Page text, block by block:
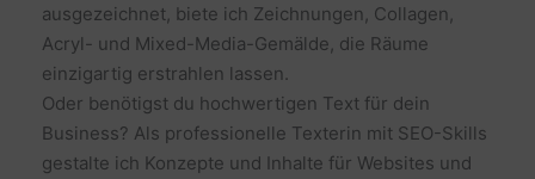
ausgezeichnet, biete ich Zeichnungen, Collagen,
Acryl- und Mixed-Media-Gemälde, die Räume
einzigartig erstrahlen lassen.
Oder benötigst du hochwertigen Text für dein
Business? Als professionelle Texterin mit SEO-Skills
gestalte ich Konzepte und Inhalte für Websites und